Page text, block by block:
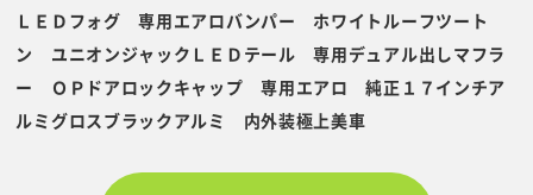
ＬＥＤフォグ 専用エアロバンパー ホワイトルーフツート
ン ユニオンジャックＬＥＤテール 専用デュアル出しマフラ
ー ＯＰドアロックキャップ 専用エアロ 純正１７インチア
ルミグロスブラックアルミ 内外装極上美車